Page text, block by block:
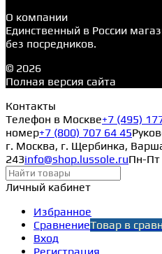
О компании
Единственный в России
без посредников.
© 2026
Полная версия сайта
Контакты
Телефон в Москве+7 (495)
номер+7 (800) 707 64 45
г. Москва, г. Щербинка,
243info@shop.lussole.ruПн-Пт
Личный кабинет
Избранное
СравнениеТовар в
Вход
Регистрация